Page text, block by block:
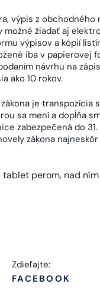
výpis z
žiadať aj
výpisov a kópií
iba v
návrhu na
ako 10 rokov.
je transpozícia
sa mení a dopĺňa
zabezpečená do
zákona najneskôr
Zdieľajte:
FACEBOOK